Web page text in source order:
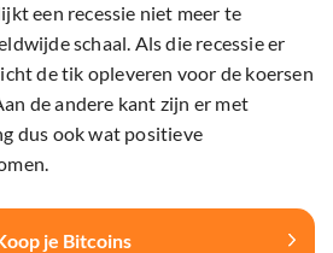
een recessie niet meer te
schaal. Als die recessie er
de tik opleveren voor de koersen
de andere kant zijn er met
dus ook wat positieve
je Bitcoins